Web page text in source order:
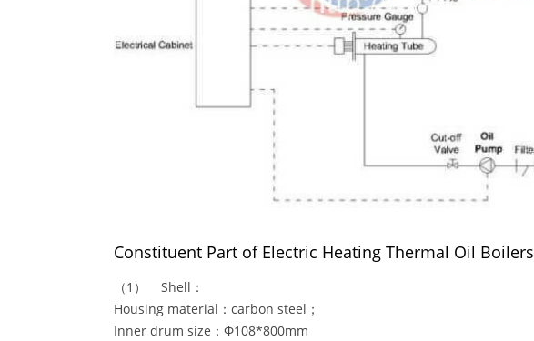
Constituent Part of Electric Heating Thermal Oil Boilers
（1） Shell：
Housing material：carbon steel；
Inner drum size：Φ108*800mm